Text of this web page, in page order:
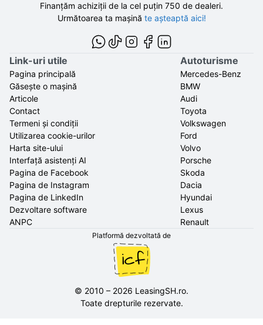
Finanțăm achiziții de la cel puțin 750 de dealeri.
Următoarea ta mașină te așteaptă aici!
Link-uri utile
Pagina principală
Găsește o mașină
Articole
Contact
Termeni și condiții
Utilizarea cookie-urilor
Harta site-ului
Interfață asistenți AI
Pagina de Facebook
Pagina de Instagram
Pagina de LinkedIn
Dezvoltare software
ANPC
Autoturisme
Mercedes-Benz
BMW
Audi
Toyota
Volkswagen
Ford
Volvo
Porsche
Skoda
Dacia
Hyundai
Lexus
Renault
Platformă dezvoltată de
© 2010 – 2026 LeasingSH.ro.
Toate drepturile rezervate.